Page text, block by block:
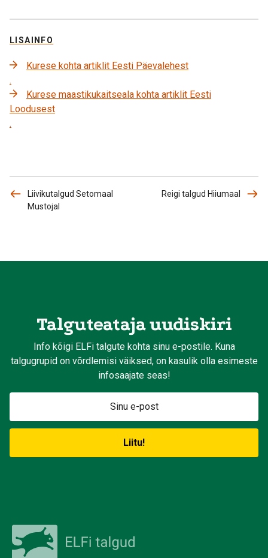
LISAINFO
Kurese kohta artiklit Eesti Päevalehest
.
Kurese maastikukaitseala kohta artiklit Eesti
Loodusest
.
Liivikutalgud Setomaal
Mustojal
Reigi talgud Hiiumaal
Talguteataja uudiskiri
Info kõigi ELFi talgute kohta sinu e-postile. Kuna
talgugrupid on võrdlemisi väiksed, on kasulik olla esimeste
infosaajate seas!